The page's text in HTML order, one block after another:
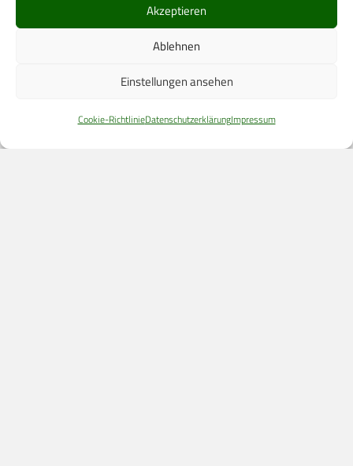
Akzeptieren
Ablehnen
Einstellungen ansehen
Cookie-RichtlinieDatenschutzerklärungImpressum
Carl-Zeiss-Straße 5
Telefon: +49 (0)2225 / 88 89 – 0